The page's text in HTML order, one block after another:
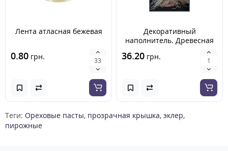
Лента атласная бежевая
0.80 грн.
Декоративный
наполнитель. Древесная
стружка. Упаковка 100гр
36.20 грн.
Теги: Ореховые пасты, прозрачная крышка, эклер,
пирожные